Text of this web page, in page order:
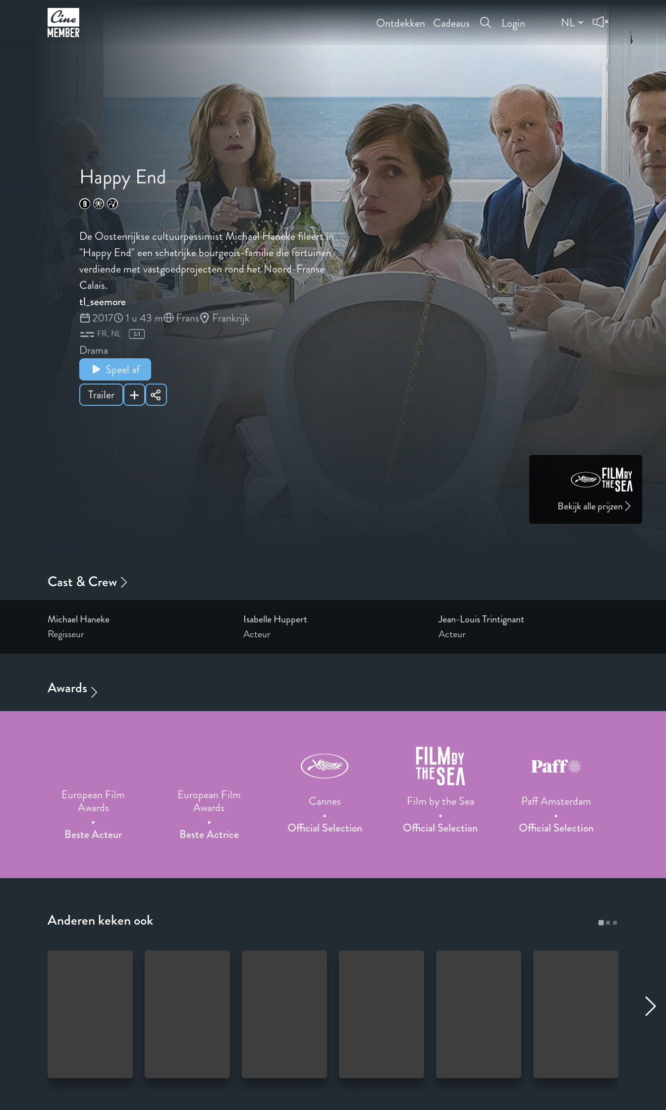
Ontdekken Cadeaus Login
Happy End
De Oostenrijkse cultuurpessimist Michael Haneke fileert in
"Happy End" een schatrijke bourgeois-familie die fortuinen
verdiende met vastgoedprojecten rond het Noord-Franse
Calais.
tl_seemore
2017
1 u 43 m Frans Frankrijk
FR NL
Drama
Speel af
Trailer
Bekijk alle prijzen
Michael Haneke
Regisseur
Isabelle Huppert
Acteur
Jean-Louis Trintignant
Acteur
European Film
Awards
Beste Acteur
European Film
Awards
Beste Actrice
Cannes
Official Selection
Film by the Sea
Official Selection
Paff Amsterdam
Official Selection